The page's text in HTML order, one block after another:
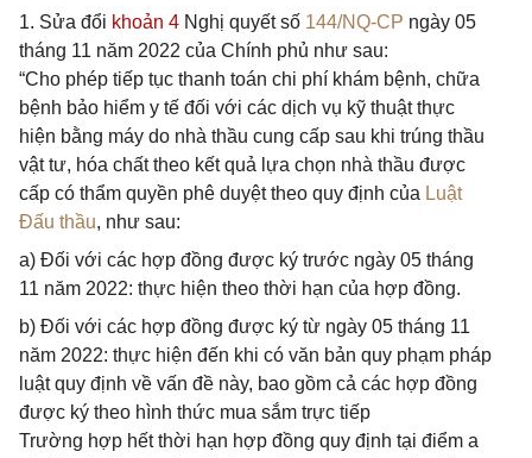
1. Sửa đổi khoản 4 Nghị quyết số 144/NQ-CP ngày 05
tháng 11 năm 2022 của Chính phủ như sau:
“Cho phép tiếp tục thanh toán chi phí khám bệnh, chữa
bệnh bảo hiểm y tế đối với các dịch vụ kỹ thuật thực
hiện bằng máy do nhà thầu cung cấp sau khi trúng thầu
vật tư, hóa chất theo kết quả lựa chọn nhà thầu được
cấp có thẩm quyền phê duyệt theo quy định của Luật
Đấu thầu, như sau:
a) Đối với các hợp đồng được ký trước ngày 05 tháng
11 năm 2022: thực hiện theo thời hạn của hợp đồng.
b) Đối với các hợp đồng được ký từ ngày 05 tháng 11
năm 2022: thực hiện đến khi có văn bản quy phạm pháp
luật quy định về vấn đề này, bao gồm cả các hợp đồng
được ký theo hình thức mua sắm trực tiếp
Trường hợp hết thời hạn hợp đồng quy định tại điểm a